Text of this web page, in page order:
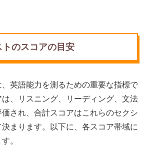
のスコアの目安
英語能力を測るための重要な指標で
、リスニング、リーディング、文法
され、合計スコアはこれらのセクシ
まります。以下に、各スコア帯域に
。